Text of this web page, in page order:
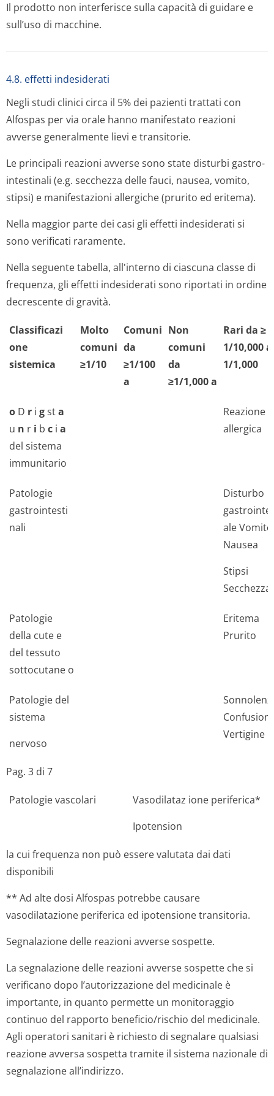
Il prodotto non interferisce sulla capacità di guidare e
sull’uso di macchine.
4.8. effetti indesiderati
Negli studi clinici circa il 5% dei pazienti trattati con
Alfospas per via orale hanno manifestato reazioni
avverse generalmente lievi e transitorie.
Le principali reazioni avverse sono state disturbi gastro-
intestinali (e.g. secchezza delle fauci, nausea, vomito,
stipsi) e manifestazioni allergiche (prurito ed eritema).
Nella maggior parte dei casi gli effetti indesiderati si
sono verificati raramente.
Nella seguente tabella, all'interno di ciascuna classe di
frequenza, gli effetti indesiderati sono riportati in ordine
decrescente di gravità.
Classificazi
one
sistemica
Molto
comuni
≥1/10
Comuni
da
≥1/100
a
Non
comuni
da
≥1/1,000 a
Rari da ≥
1/10,000 a
1/1,000
o D r i gsta
u n r i b c i a
del sistema
immunitario
Reazione
allergica
Patologie
gastrointesti
nali
Disturbo
ale Vomito
Nausea
Stipsi
Secchezza
Patologie
della cute e
del tessuto
sottocutane o
Eritema
Prurito
Patologie del
sistema
nervoso
Vertigine
Pag. 3 di 7
Patologie vascolari
Vasodilataz ione periferica*
Ipotension
la cui frequenza non può essere valutata dai dati
disponibili
** Ad alte dosi Alfospas potrebbe causare
vasodilatazione periferica ed ipotensione transitoria.
Segnalazione delle reazioni avverse sospette.
La segnalazione delle reazioni avverse sospette che si
verificano dopo l’autorizzazione del medicinale è
importante, in quanto permette un monitoraggio
continuo del rapporto beneficio/rischio del medicinale.
Agli operatori sanitari è richiesto di segnalare qualsiasi
reazione avversa sospetta tramite il sistema nazionale di
segnalazione all’indirizzo.